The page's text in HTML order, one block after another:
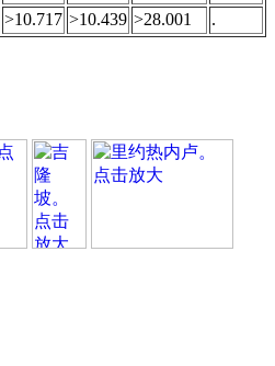
>10.717 >10.439 >28.001 .